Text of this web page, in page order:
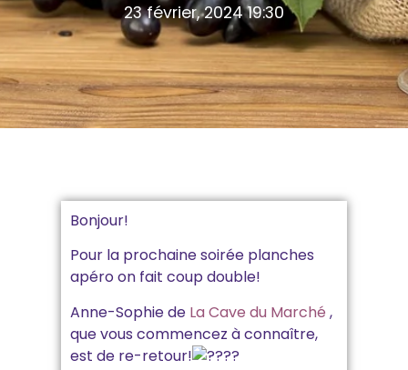
23 février, 2024 19:30
Bonjour!
Pour la prochaine soirée planches
apéro on fait coup double!
Anne-Sophie de La Cave du Marché ,
que vous commencez à connaître,
est de re-retour!